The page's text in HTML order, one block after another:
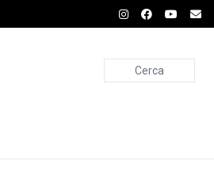
Cerca